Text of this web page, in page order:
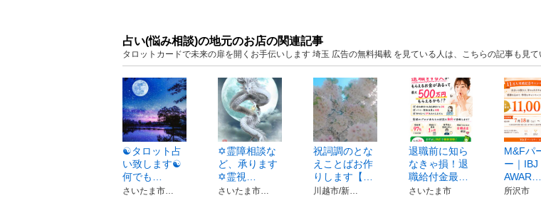
占い(悩み相談)の地元のお店の関連記事
タロットカードで未来の扉を開くお手伝いします 埼玉 広告の無料掲載 を見ている人は、こちらの記事も見て
☯️タロット占
い致します☯️
何でも…
さいたま市…
✡️霊障相談な
ど、承ります
✡️霊視…
さいたま市…
祝詞調のとな
えことばお作
りします【…
川越市/新…
退職前に知ら
なきゃ損！退
職給付金最…
さいたま市
M&Fパ
ー｜IBJ
AWAR…
所沢市